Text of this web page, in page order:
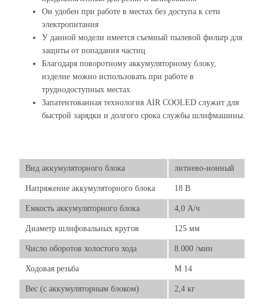
Он удобен при работе в местах без доступа к сети
электропитания
У данной модели имеется съемный пылевой фильтр для
защиты от попадания частиц
Благодаря поворотному аккумуляторному блоку,
изделие можно использовать при работе в
труднодоступных местах
Запатентованная технология AIR COOLED служит для
быстрой зарядки и долгого срока службы шлифмашины.
Вид аккумуляторного блока литиево-ионный
Напряжение аккумуляторного блока 18 В
Емкость аккумуляторного блока 4,0 А/ч
Диаметр шлифовальных кругов 125 мм
Число оборотов холостого хода 8.000 /мин
Ходовая резьба M 14
Вес (с аккумуляторным блоком) 2,4 кг